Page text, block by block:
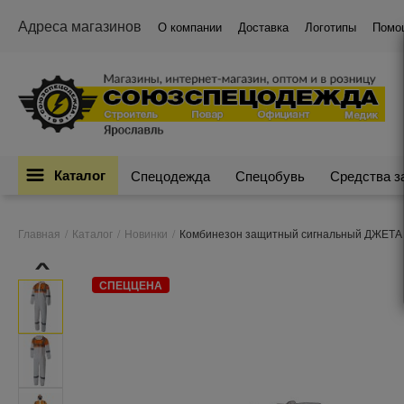
Адреса магазинов О компании Доставка Логотипы
Каталог Спецодежда Спецобувь Средства
Главная Каталог Новинки Комбинезон защитный сигнальный
›
СПЕЦЦЕНА